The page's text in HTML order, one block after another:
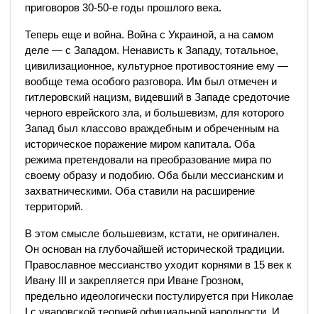
приговоров 30-50-е годы прошлого века.
Теперь еще и война. Война с Украиной, а на самом
деле — с Западом. Ненависть к Западу, тотальное,
цивилизационное, культурное противостояние ему —
вообще тема особого разговора. Им был отмечен и
гитлеровский нацизм, видевший в Западе средоточие
черного еврейского зла, и большевизм, для которого
Запад был классово враждебным и обреченным на
историческое поражение миром капитала. Оба
режима претендовали на преобразование мира по
своему образу и подобию. Оба были мессианским и
захватническими. Оба ставили на расширение
территорий.
В этом смысле большевизм, кстати, не оригинален.
Он основан на глубочайшей исторической традиции.
Православное мессианство уходит корнями в 15 век к
Ивану III и закрепляется при Иване Грозном,
предельно идеологически постулируется при Николае
I с уваровской теорией официальной народности. И,